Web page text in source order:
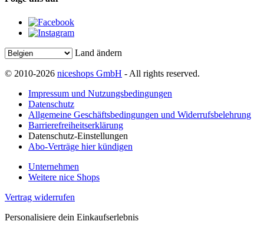
Land ändern
© 2010-2026 niceshops GmbH - All rights reserved.
Impressum und Nutzungsbedingungen
Datenschutz
Allgemeine Geschäftsbedingungen und Widerrufsbelehrung
Barrierefreiheitserklärung
Datenschutz-Einstellungen
Abo-Verträge hier kündigen
Unternehmen
Weitere nice Shops
Vertrag widerrufen
Personalisiere dein Einkaufserlebnis